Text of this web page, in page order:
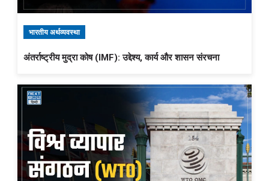
भारतीय अर्थव्यवस्था
अंतर्राष्ट्रीय मुद्रा कोष (IMF): उद्देश्य, कार्य और शासन संरचना